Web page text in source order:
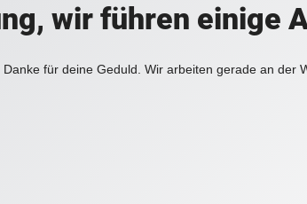
wir führen einige
Danke für deine Geduld. Wir arbeiten gerade an der